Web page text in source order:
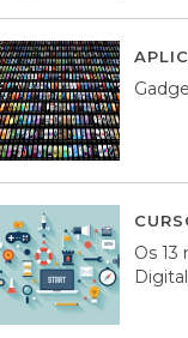
Os
Digital